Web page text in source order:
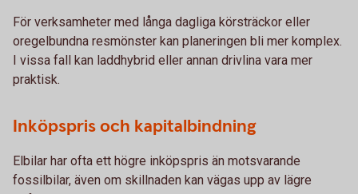
För verksamheter med långa dagliga körsträckor eller
oregelbundna resmönster kan planeringen bli mer komplex.
I vissa fall kan laddhybrid eller annan drivlina vara mer
praktisk.
Inköpspris och kapitalbindning
Elbilar har ofta ett högre inköpspris än motsvarande
fossilbilar, även om skillnaden kan vägas upp av lägre